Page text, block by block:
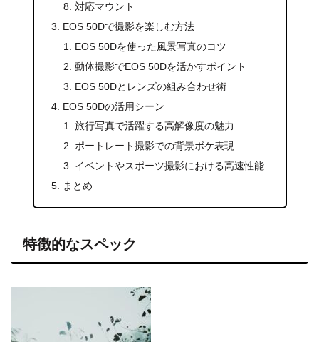
対応マウント
EOS 50Dで撮影を楽しむ方法
EOS 50Dを使った風景写真のコツ
動体撮影でEOS 50Dを活かすポイント
EOS 50Dとレンズの組み合わせ術
EOS 50Dの活用シーン
旅行写真で活躍する高解像度の魅力
ポートレート撮影での背景ボケ表現
イベントやスポーツ撮影における高速性能
まとめ
特徴的なスペック